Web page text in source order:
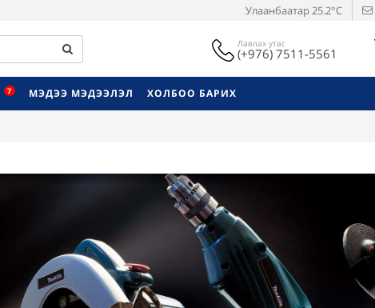
Улаанбаатар25.2°C
Лавлах утас
(+976) 7511-5561
7 МЭДЭЭ МЭДЭЭЛЭЛ ХОЛБОО БАРИХ